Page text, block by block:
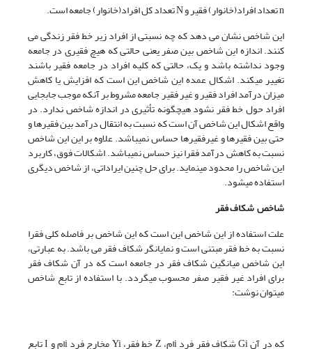
n تعداد افراد(خانوار) فقیر و N تعداد کل افراد(خانوار) جامعه است.
این شاخص نشان می دهد که چه نسبتی از افراد زیر خط فقر زندگی می
کنند. اندازه این شاخص بین صفر یعنی حالتی که هیچ فقیری در جامعه
وجود نداشته باشد و یک، حالتی که کلیه افراد در جامعه فقیر باشند
تغییر میکند. اشکال عمده این شاخص این است که افزایش یا کاهش
میزان درآمد افراد فقیر و غیر فقیر جامعه مشروط بر آنکه موجب جابجایی
افراد حول خط فقر نشود هیچگونه تأثیری در اندازه شاخص ندارد. در
واقع اشکال این شاخص آن است که نسبت به انتقال درآمد بین فقیرها و
حتی بین فقیرها و غیرفقیرها حساس نمی­باشد. علاوه بر این این شاخص
نسبت به کاهش درآمد فقرا نیز حساس نمیباشد. اشکالات فوق، کاربرد
این شاخص را محدود می­نماید. برای حل چنین ایراداتی، از شاخص دیگری
استفاده میشود.
شاخصشکاف فقر
علت استفاده از این شاخص این است که این شاخص بر فاصله کلی فقرا
نسبت به خط فقر مبتنی است و نمایانگر شکاف فقر می باشد. به عبارتی،
این شاخص میانگین شکاف فقر در جامعه است که در آن شکاف فقر
برای افراد غیر فقیر صفر محسوب میگردد. با استفاده از تابع شاخص
میتوان نوشت:
که در آن Gi شکاف فقر فرد iام، Z خط فقر، Yi مخارج فرد iام و I تابع